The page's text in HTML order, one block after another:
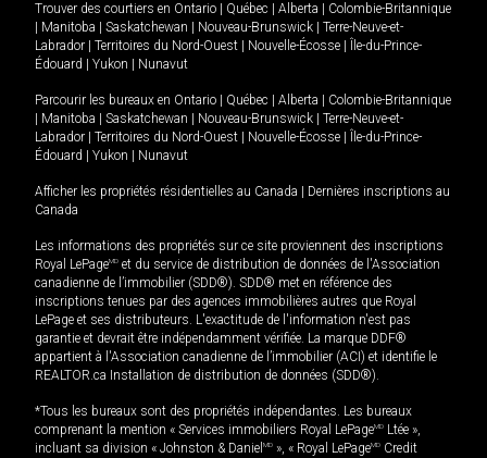
Trouver des courtiers en Ontario Québec Alberta
Colombie-Britannique
Manitoba Saskatchewan Nouveau-Brunswick
Terre-Neuve-et-
Labrador
Territoires du Nord-Ouest Nouvelle-Écosse
Île-du-Prince-
Édouard
Yukon Nunavut
Parcourir les bureaux en Ontario Québec Alberta
Colombie-Britannique
Manitoba Saskatchewan Nouveau-Brunswick
Terre-Neuve-et-
Labrador
Territoires du Nord-Ouest Nouvelle-Écosse
Île-du-Prince-
Édouard
Yukon Nunavut
Afficher les propriétés résidentielles au Canada
Dernières inscriptions au
Canada
Les informations des propriétés sur ce site proviennent des inscriptions
Royal LePageMD et du service de distribution de données de l'Association
canadienne de l’immobilier (SDD®). SDD® met en référence des
inscriptions tenues par des agences immobilières autres que Royal
LePage et ses distributeurs. L'exactitude de l'information n'est pas
garantie et devrait être indépendamment vérifiée. La marque DDF®
appartient à l'Association canadienne de l’immobilier (ACI) et identifie le
REALTOR.ca Installation de distribution de données (SDD®).
*Tous les bureaux sont des propriétés indépendantes. Les bureaux
comprenant la mention « Services immobiliers Royal LePageMD Ltée »,
incluant sa division « Johnston & Daniel MD », « Royal LePageMD Credit